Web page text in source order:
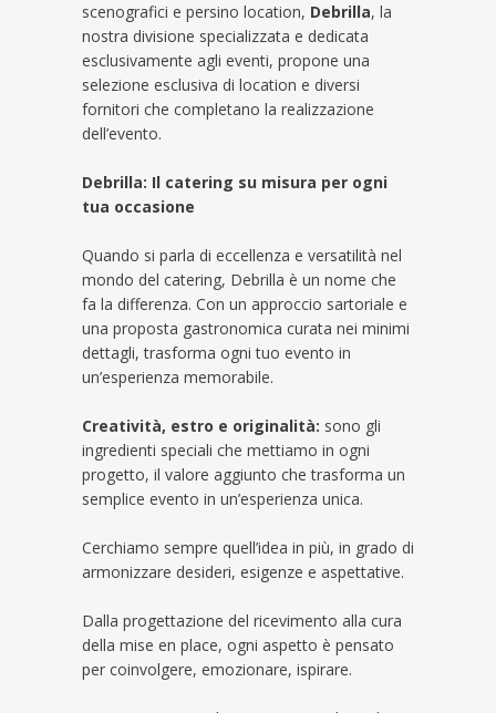
scenografici e persino location, Debrilla, la
nostra divisione specializzata e dedicata
esclusivamente agli eventi, propone una
selezione esclusiva di location e diversi
fornitori che completano la realizzazione
dell’evento.
Debrilla: Il catering su misura per ogni
tua occasione
Quando si parla di eccellenza e versatilità nel
mondo del catering, Debrilla è un nome che
fa la differenza. Con un approccio sartoriale e
una proposta gastronomica curata nei minimi
dettagli, trasforma ogni tuo evento in
un’esperienza memorabile.
Creatività, estro e originalità: sono gli
ingredienti speciali che mettiamo in ogni
progetto, il valore aggiunto che trasforma un
semplice evento in un’esperienza unica.
Cerchiamo sempre quell’idea in più, in grado di
armonizzare desideri, esigenze e aspettative.
Dalla progettazione del ricevimento alla cura
della mise en place, ogni aspetto è pensato
per coinvolgere, emozionare, ispirare.